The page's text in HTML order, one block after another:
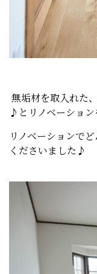
無垢材を取入れた
♪とリノベーション
リノベーションで
くださいました♪